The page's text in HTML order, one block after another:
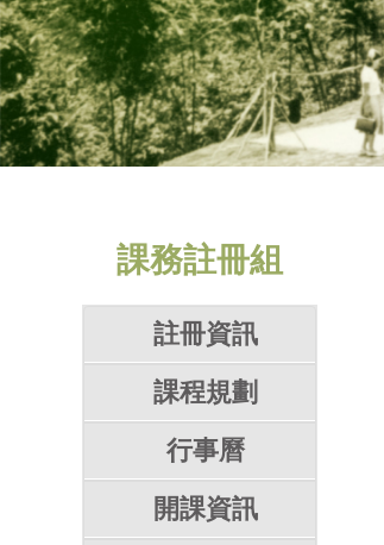
課務註冊組
註冊資訊
課程規劃
行事曆
開課資訊